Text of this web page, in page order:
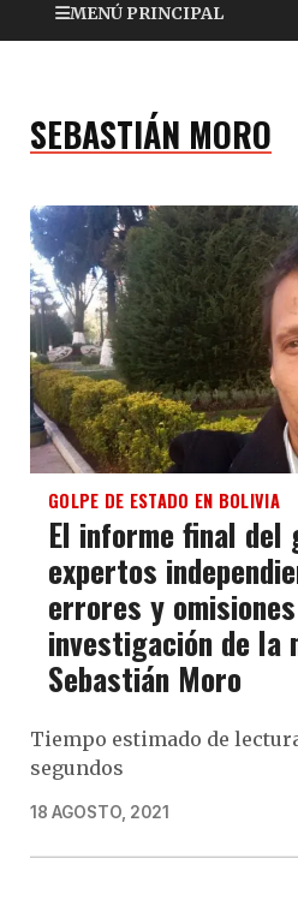
MENÚ PRINCIPAL
SEBASTIÁN MORO
GOLPE DE ESTADO EN BOLIVIA
El informe final del
expertos
errores y
investigación de la
Sebastián Moro
Tiempo estimado de
segundos
18 AGOSTO, 2021